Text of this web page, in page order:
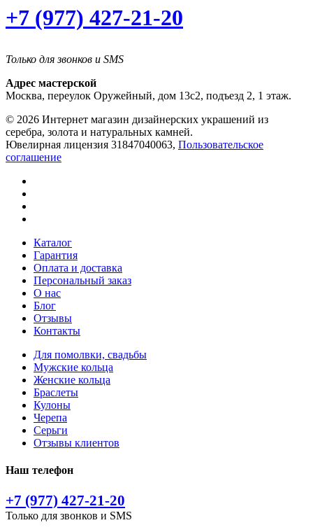
+7 (977) 427-21-20
Только для звонков и SMS
Адрес мастерской
Москва, переулок Оружейный, дом 13с2, подъезд 2, 1 этаж.
© 2026 Интернет магазин дизайнерских украшений из
серебра, золота и натуральных камней.
Ювелирная лицензия 31847040063, Пользовательское
соглашение
Каталог
Гарантия
Оплата и доставка
Персональный заказ
О нас
Блог
Отзывы
Контакты
Для помолвки, свадьбы
Мужские кольца
Женские кольца
Браслеты
Кулоны
Черепа
Серьги
Отзывы клиентов
Наш телефон
+7 (977) 427-21-20
Только для звонков и SMS